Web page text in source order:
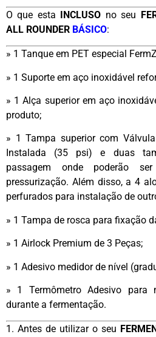
O que esta INCLUSO no seu
ALL ROUNDER BÁSICO:
» 1 Tanque em PET especial
» 1 Suporte em aço inoxidável
» 1 Alça superior em aço
produto;
» 1 Tampa superior com
Instalada (35 psi) e duas
passagem onde poderão
pressurização. Além disso, a 4
perfurados para instalação de
» 1 Tampa de rosca para fixação
» 1 Airlock Premium de 3 Peças;
» 1 Adesivo medidor de nível
» 1 Termômetro Adesivo para
durante a fermentação.
1. Antes de utilizar o seu